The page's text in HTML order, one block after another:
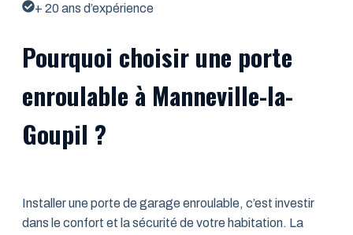
+ 20 ans d’expérience
Pourquoi choisir une porte
enroulable à Manneville-la-
Goupil ?
Installer une porte de garage enroulable, c’est investir
dans le confort et la sécurité de votre habitation. La